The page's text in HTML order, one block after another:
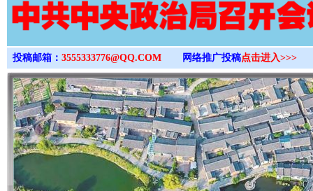
投稿邮箱： 3555333776@QQ.COM 网络推广投稿点击进入>>>